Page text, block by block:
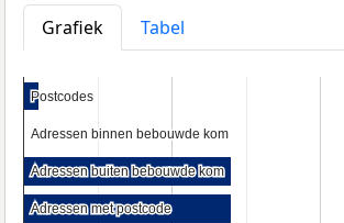
Grafiek
Tabel
Postcodes
Postcodes
Adressen binnen bebouwde kom
Adressen binnen bebouwde kom
Adressen buiten bebouwde kom
Adressen buiten bebouwde kom
Adressen met postcode
Adressen met postcode